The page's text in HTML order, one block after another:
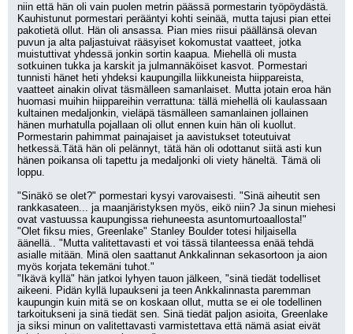
niin että hän oli vain puolen metrin päässä pormestarin työpöydästä.
Kauhistunut pormestari perääntyi kohti seinää, mutta tajusi pian ettei
pakotietä ollut. Hän oli ansassa. Pian mies riisui päällänsä olevan
puvun ja alta paljastuivat rääsyiset kokomustat vaatteet, jotka
muistuttivat yhdessä jonkin sortin kaapua. Miehellä oli musta
sotkuinen tukka ja karskit ja julmannäköiset kasvot. Pormestari
tunnisti hänet heti yhdeksi kaupungilla liikkuneista hiippareista,
vaatteet ainakin olivat täsmälleen samanlaiset. Mutta jotain eroa hän
huomasi muihin hiippareihin verrattuna: tällä miehellä oli kaulassaan
kultainen medaljonkin, vieläpä täsmälleen samanlainen jollainen
hänen murhatulla pojallaan oli ollut ennen kuin hän oli kuollut.
Pormestarin pahimmat painajaiset ja aavistukset toteutuivat
hetkessä.Tätä hän oli pelännyt, tätä hän oli odottanut siitä asti kun
hänen poikansa oli tapettu ja medaljonki oli viety häneltä. Tämä oli
loppu.
"Sinäkö se olet?" pormestari kysyi varovaisesti. "Sinä aiheutit sen
rankkasateen... ja maanjäristyksen myös, eikö niin? Ja sinun miehesi
ovat vastuussa kaupungissa riehuneesta asuntomurtoaallosta!"
"Olet fiksu mies, Greenlake" Stanley Boulder totesi hiljaisella
äänellä.. "Mutta valitettavasti et voi tässä tilanteessa enää tehdä
asialle mitään. Minä olen saattanut Ankkalinnan sekasortoon ja aion
myös korjata tekemäni tuhot."
"Ikävä kyllä" hän jatkoi lyhyen tauon jälkeen, "sinä tiedät todelliset
aikeeni. Pidän kyllä lupaukseni ja teen Ankkalinnasta paremman
kaupungin kuin mitä se on koskaan ollut, mutta se ei ole todellinen
tarkoitukseni ja sinä tiedät sen. Sinä tiedät paljon asioita, Greenlake
ja siksi minun on valitettavasti varmistettava että nämä asiat eivät